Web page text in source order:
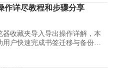
作详尽教程和步骤分享
器收藏夹导入导出操作详解，本
用户快速完成书签迁移与备份，